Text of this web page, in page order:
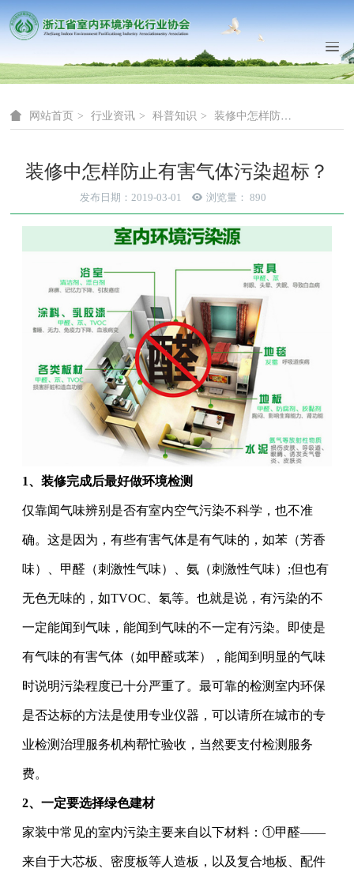
网站首页 行业资讯 科普知识 装修中怎样防止有害气体污染超标？
装修中怎样防止有害气体污染超标？
发布日期：2019-03-01 浏览量： 890
1、装修完成后最好做环境检测
仅靠闻气味辨别是否有室内空气污染不科学，也不准
确。这是因为，有些有害气体是有气味的，如苯（芳香
味）、甲醛（刺激性气味）、氨（刺激性气味）;但也有
无色无味的，如TVOC、氡等。也就是说，有污染的不
一定能闻到气味，能闻到气味的不一定有污染。即使是
有气味的有害气体（如甲醛或苯），能闻到明显的气味
时说明污染程度已十分严重了。最可靠的检测室内环保
是否达标的方法是使用专业仪器，可以请所在城市的专
业检测治理服务机构帮忙验收，当然要支付检测服务
费。
2、一定要选择绿色建材
家装中常见的室内污染主要来自以下材料：①甲醛——
来自于大芯板、密度板等人造板，以及复合地板、配件